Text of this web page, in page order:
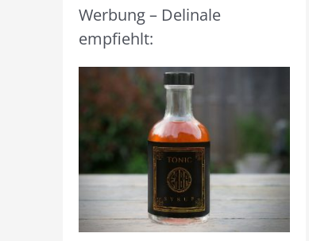
Werbung – Delinale
empfiehlt: